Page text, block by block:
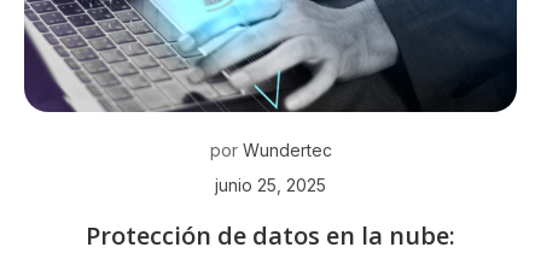
por Wundertec
junio 25, 2025
Protección de datos en la nube: